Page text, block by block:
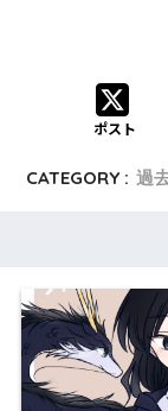
ポスト
CATEGORY : 過